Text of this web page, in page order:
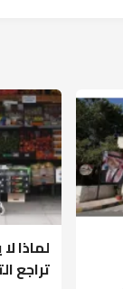
لماذا
تراجع